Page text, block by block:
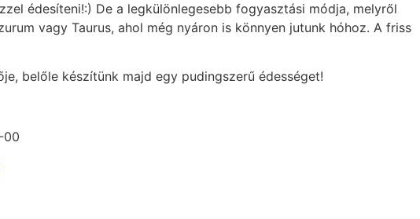
édesíteni!:) De a legkülönlegesebb fogyasztási módja, melyről
vagy Taurus, ahol még nyáron is könnyen jutunk hóhoz. A friss
belőle készítünk majd egy pudingszerű édességet!
00